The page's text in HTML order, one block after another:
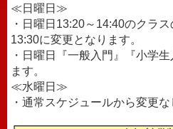
≪日曜日≫
・日曜日13:20～14:40のクラ
13:30に変更となります。
・日曜日『一般入門』『小学
ます。
≪水曜日≫
・通常スケジュールから変更な